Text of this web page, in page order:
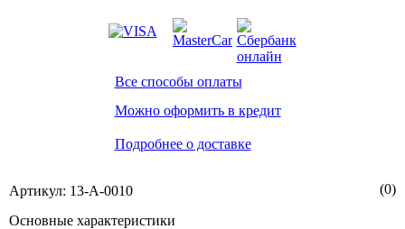
Артикул: 13-А-0010 (0)
Все способы оплаты
Можно оформить в кредит
Подробнее о доставке
Основные характеристики